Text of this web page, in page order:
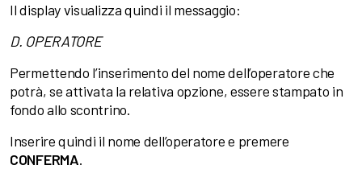
Il display visualizza quindi il messaggio:
D. OPERATORE
Permettendo l’inserimento del nome dell’operatore che
potrà, se attivata la relativa opzione, essere stampato in
fondo allo scontrino.
Inserire quindi il nome dell’operatore e premere
CONFERMA.